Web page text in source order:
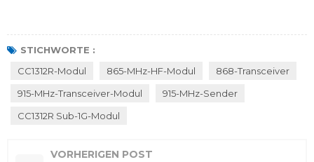
STICHWORTE :
CC1312R-Modul
865-MHz-HF-Modul
868-Transceiver
915-MHz-Transceiver-Modul
915-MHz-Sender
CC1312R Sub-1G-Modul
VORHERIGEN POST